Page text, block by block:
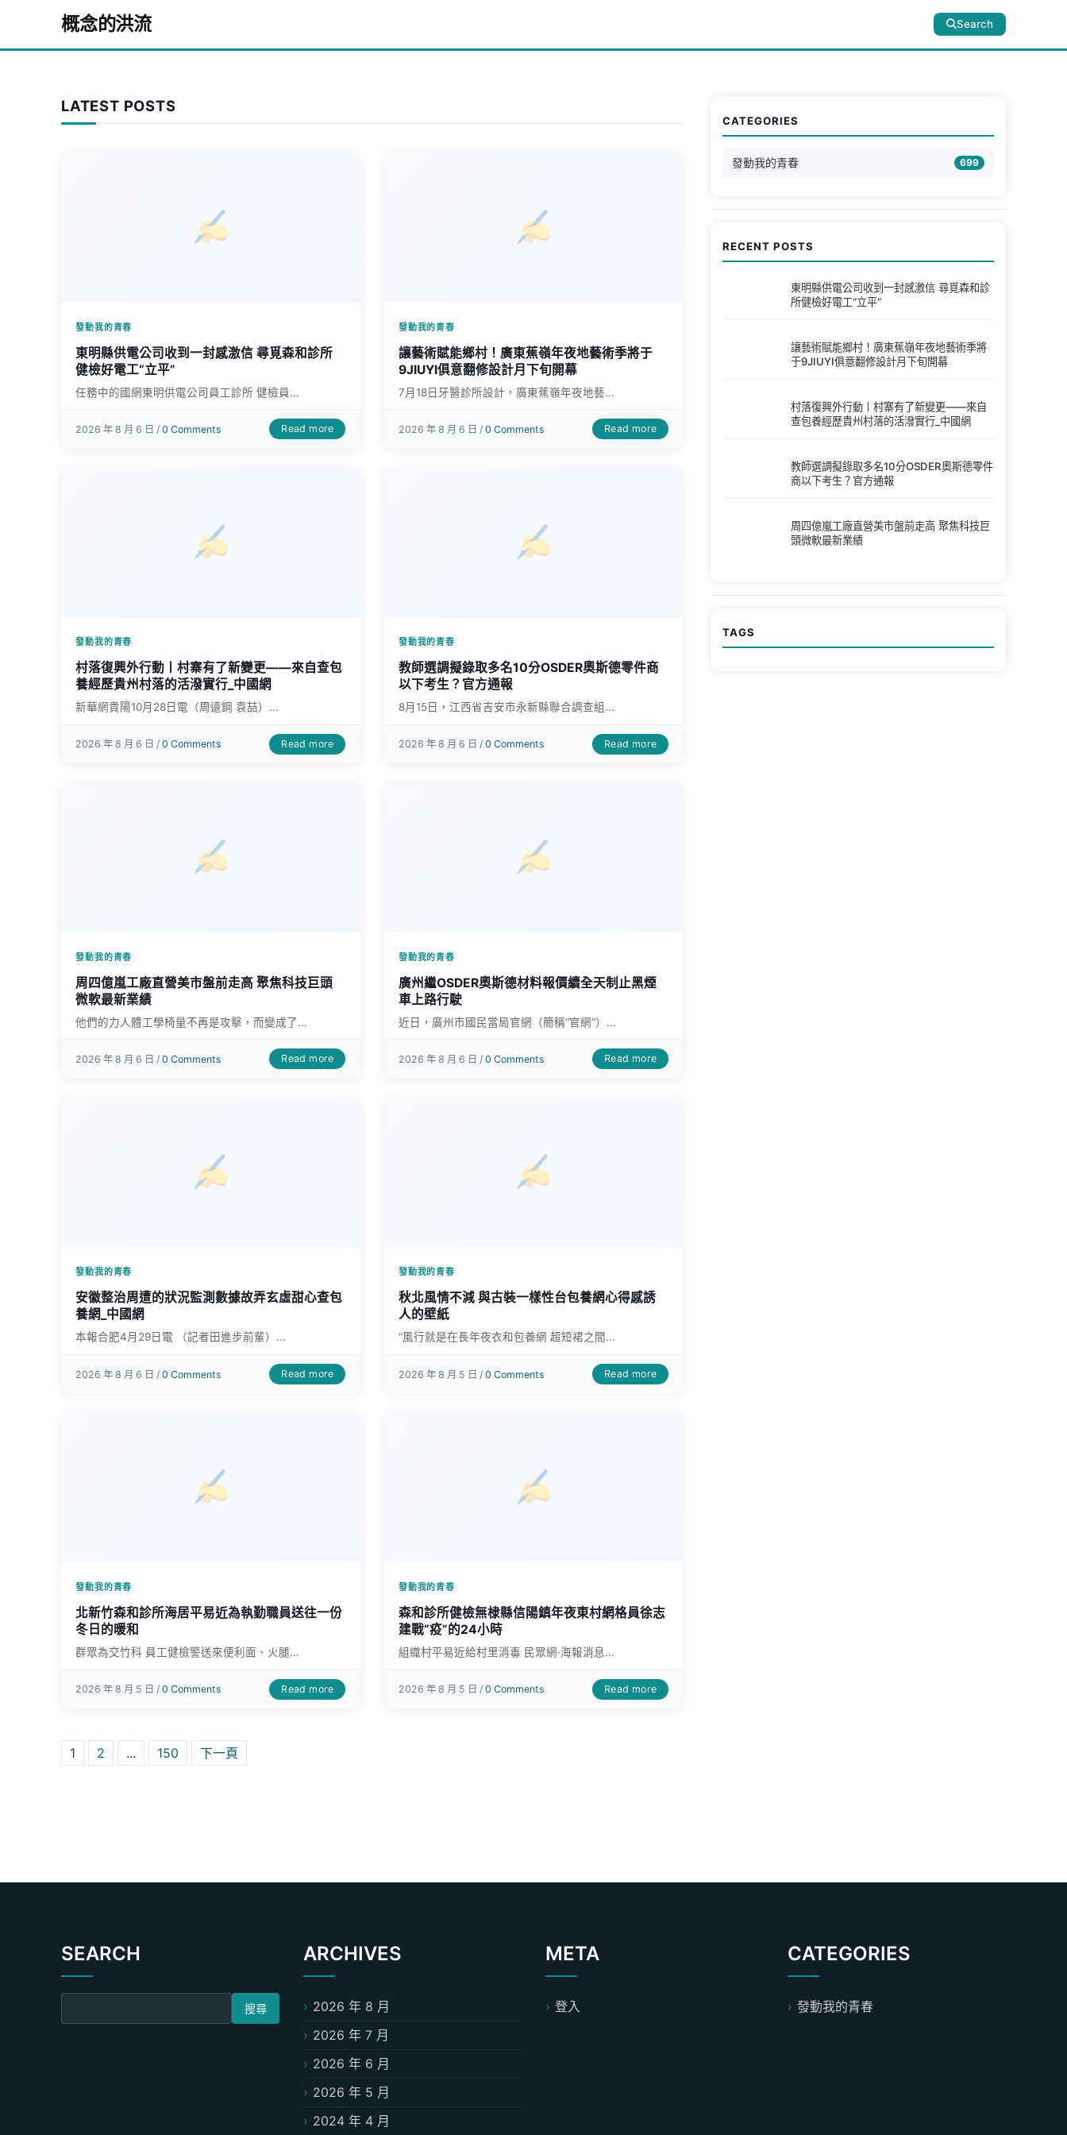
概念的洪流 Search
LATEST POSTS
發動我的青春
東明縣供電公司收到一封感激信 尋覓森和診所
健檢好電工“立平”
任務中的國網東明供電公司員工診所 健檢員...
2026 年 8 月 6 日 /0 Comments Read more
發動我的青春
讓藝術賦能鄉村！廣東蕉嶺年夜地藝術季將于
9JIUYI俱意翻修設計月下旬開幕
7月18日牙醫診所設計，廣東蕉嶺年夜地藝...
2026 年 8 月 6 日 /0 Comments Read more
發動我的青春
村落復興外行動丨村寨有了新變更——來自查包
養經歷貴州村落的活潑實行_中國網
新華網貴陽10月28日電（周遠鋼 袁喆）...
2026 年 8 月 6 日 /0 Comments Read more
發動我的青春
教師選調擬錄取多名10分OSDER奧斯德零件商
以下考生？官方通報
8月15日，江西省吉安市永新縣聯合調查組...
2026 年 8 月 6 日 /0 Comments Read more
發動我的青春
周四億嵐工廠直營美市盤前走高 聚焦科技巨頭
微軟最新業績
他們的力人體工學椅量不再是攻擊，而變成了...
2026 年 8 月 6 日 /0 Comments Read more
發動我的青春
廣州繼OSDER奧斯德材料報價續全天制止黑煙
車上路行駛
近日，廣州市國民當局官網（簡稱“官網”）...
2026 年 8 月 6 日 /0 Comments Read more
發動我的青春
安徽整治周遭的狀況監測數據故弄玄虛甜心查包
養網_中國網
本報合肥4月29日電 （記者田進步前輩）...
2026 年 8 月 6 日 /0 Comments Read more
發動我的青春
秋北風情不減 與古裝一樣性台包養網心得感誘
人的壁紙
“風行就是在長年夜衣和包養網 超短裙之間...
2026 年 8 月 5 日 /0 Comments Read more
發動我的青春
北新竹森和診所海居平易近為執勤職員送往一份
冬日的暖和
群眾為交竹科 員工健檢警送來便利面、火腿...
2026 年 8 月 5 日 /0 Comments Read more
發動我的青春
森和診所健檢無棣縣信陽鎮年夜東村網格員徐志
建戰“疫”的24小時
組織村平易近給村里消毒 民眾網·海報消息...
2026 年 8 月 5 日 /0 Comments Read more
文章分頁
1 2 ... 150 下一頁
CATEGORIES
發動我的青春 699
RECENT POSTS
東明縣供電公司收到一封感激信 尋覓森和診
所健檢好電工“立平”
讓藝術賦能鄉村！廣東蕉嶺年夜地藝術季將
于9JIUYI俱意翻修設計月下旬開幕
村落復興外行動丨村寨有了新變更——來自
查包養經歷貴州村落的活潑實行_中國網
教師選調擬錄取多名10分OSDER奧斯德零件
商以下考生？官方通報
周四億嵐工廠直營美市盤前走高 聚焦科技巨
頭微軟最新業績
TAGS
SEARCH
搜尋關鍵字:
ARCHIVES
2026 年 8 月
2026 年 7 月
2026 年 6 月
2026 年 5 月
2024 年 4 月
META
登入
CATEGORIES
發動我的青春